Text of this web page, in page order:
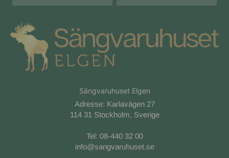
Sängvaruhuset Elgen
Adresse: Karlavägen 27
114 31 Stockholm, Sverige
Tel: 08-440 32 00
info@sangvaruhuset.se